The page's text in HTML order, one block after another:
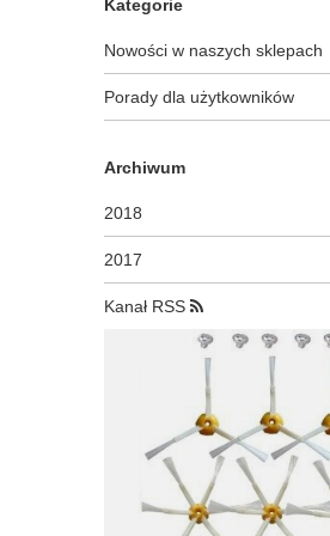
Kategorie
Nowości w naszych sklepach
Porady dla użytkowników
Archiwum
2018
2017
Kanał RSS